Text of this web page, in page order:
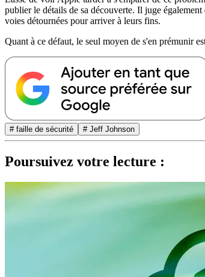
publier le détails de sa découverte. Il juge
voies détournées pour arriver à leurs fins.
Quant à ce défaut, le seul moyen de s'en prémunir
# faille de sécurité # Jeff Johnson
Poursuivez votre lecture :